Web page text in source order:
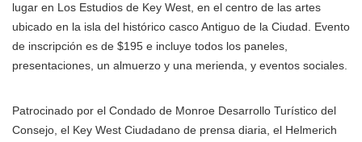
lugar en Los Estudios de Key West, en el centro de las artes
ubicado en la isla del histórico casco Antiguo de la Ciudad. Evento
de inscripción es de $195 e incluye todos los paneles,
presentaciones, un almuerzo y una merienda, y eventos sociales.
Patrocinado por el Condado de Monroe Desarrollo Turístico del
Consejo, el Key West Ciudadano de prensa diaria, el Helmerich